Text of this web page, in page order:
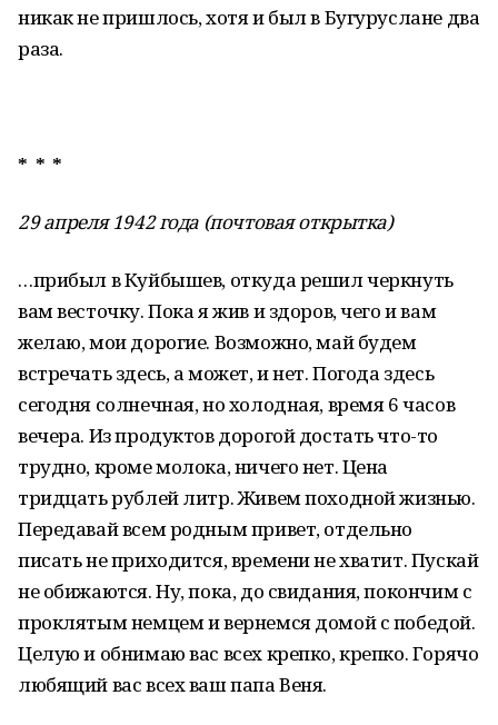
никак не пришлось, хотя и был в Бугуруслане два
раза.
* * *
29 апреля 1942 года (почтовая открытка)
…прибыл в Куйбышев, откуда решил черкнуть
вам весточку. Пока я жив и здоров, чего и вам
желаю, мои дорогие. Возможно, май будем
встречать здесь, а может, и нет. Погода здесь
сегодня солнечная, но холодная, время 6 часов
вечера. Из продуктов дорогой достать что-то
трудно, кроме молока, ничего нет. Цена
тридцать рублей литр. Живем походной жизнью.
Передавай всем родным привет, отдельно
писать не приходится, времени не хватит. Пускай
не обижаются. Ну, пока, до свидания, покончим с
проклятым немцем и вернемся домой с победой.
Целую и обнимаю вас всех крепко, крепко. Горячо
любящий вас всех ваш папа Веня.